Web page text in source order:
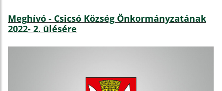
Meghívó - Csicsó Község Önkormányzatának
2022- 2. ülésére